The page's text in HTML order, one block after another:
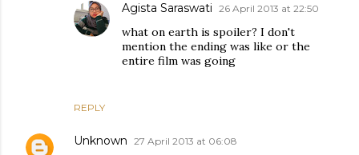
REPLY
Agista Saraswati 26 April 2013 at 22:50
what on earth is spoiler? I don't
mention the ending was like or the
entire film was going
Unknown 27 April 2013 at 06:08